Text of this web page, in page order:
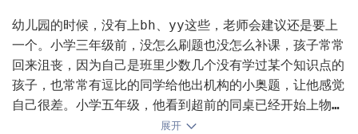
幼儿园的时候，没有上bh、yy这些，老师会建议还是要上
一个。小学三年级前，没怎么刷题也没怎么补课，孩子常常
回来沮丧，因为自己是班里少数几个没有学过某个知识点的
孩子，也常常有逗比的同学给他出机构的小奥题，让他感觉
自己很差。小学五年级，他看到超前的同桌已经开始上物理
课，拿来看看，题目似乎自己也会，很羡慕，也很想提前
展开